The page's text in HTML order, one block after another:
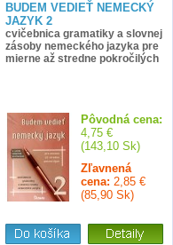
BUDEM VEDIEŤ NEMECKÝ
JAZYK 2
cvičebnica gramatiky a slovnej
zásoby nemeckého jazyka pre
mierne až stredne pokročilých
Pôvodná cena:
4,75 €
(143,10 Sk)
Zľavnená
cena: 2,85 €
(85,90 Sk)